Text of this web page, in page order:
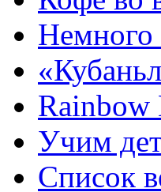
Немного
Rainbow
Учим
Список